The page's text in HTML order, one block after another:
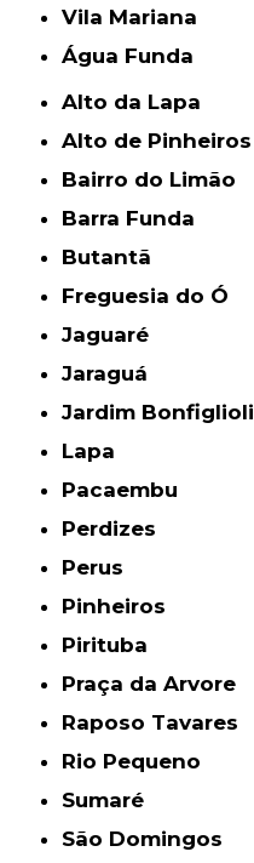
Vila Mariana
Água Funda
Alto da Lapa
Alto de Pinheiros
Bairro do Limão
Barra Funda
Butantã
Freguesia do Ó
Jaguaré
Jaraguá
Jardim Bonfiglioli
Lapa
Pacaembu
Perdizes
Perus
Pinheiros
Pirituba
Praça da Arvore
Raposo Tavares
Rio Pequeno
Sumaré
São Domingos